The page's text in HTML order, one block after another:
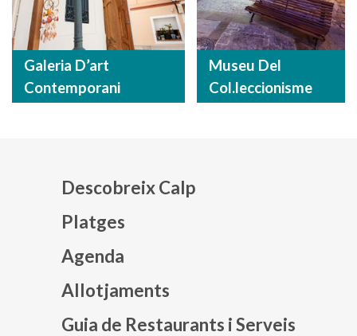
Galeria D’art
Contemporani
Museu Del
Col.leccionisme
Descobreix Calp
Platges
Agenda
Allotjaments
Guia de Restaurants i Serveis